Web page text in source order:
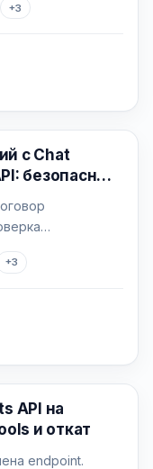
+3
с Chat
безопасный
проверяемый
+3
API на
и откат
endpoint.